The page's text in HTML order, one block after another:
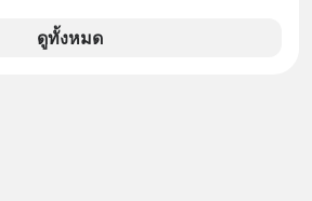
คลังของอินโดฯ เรียกร้อง ‘โตโยต้า’ ย้าย
ดูทั้งหมด